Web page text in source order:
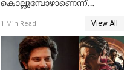
കൊല്ലുമ്പോഴാണെന്ന്
വില്ലത്തരത്തിന്റെ അങ്ങേയറ്റം;
മമ്മൂട്ടി മാജിക്ക്, കളങ്കാവല്‍
ട്രെയിലര്‍ പുറത്ത്
1 Min Read View All